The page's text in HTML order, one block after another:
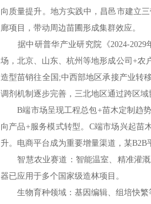
向质量提升。地方实践中，昌邑市建立
廊项目，带动周边苗圃形成集群效应。
据中研普华产业研究院《2024-2029
场，北京、山东、杭州等地形成公司+农
造型苗销往全国;中西部地区承接产业转
调剂机制逐步完善，三北地区通过跨区域
B端市场呈现工程总包+苗木定制趋势
向产品+服务模式转型。C端市场兴起苗
升。电商平台成为重要增量渠道，某B2B
智慧农业赛道：智能温室、精准灌溉
器已应用于多个国家级造林项目。
生物育种领域：基因编辑、组培快繁